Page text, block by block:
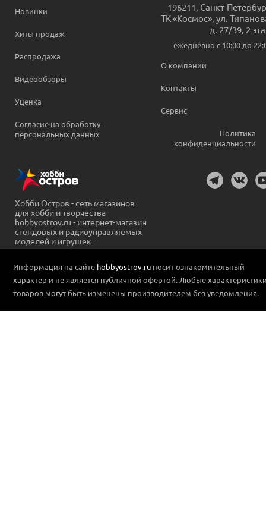
Новинки
Хиты продаж
Распродажа
Видеообзоры
Уценка
Согласие на обработку
персональных данных
196211 Санкт-
ТК «Космос», ул.
д. 27/39, 2
ежедневно c 10:00 до
О компании
Контакты
Сервис
Политика
конфиденциальности
Хобби Остров - сеть магазинов
для хобби и творчества
hobbyostrov.ru - интернет-магазин
стендовых и радиоуправляемых
моделей и игрушек
Информация на сайте hobbyostrov.ru носит ознакомительный
характер и не является публичной офертой. Любые
товаров могут быть изменены производителем без уведомления.